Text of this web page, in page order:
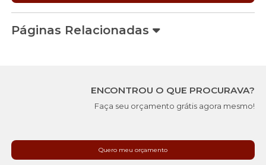
Páginas Relacionadas
ENCONTROU O QUE PROCURAVA?
Faça seu orçamento grátis agora mesmo!
Quero meu orçamento